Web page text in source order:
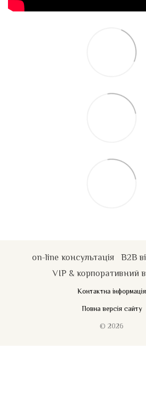
on-line консультація B2B
VIP & корпоративний
Контактна інформація
Повна версія сайту
© 2026